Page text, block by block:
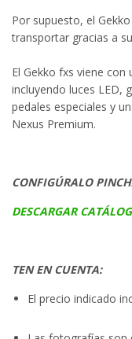
Por supuesto, el
transportar gracias a
El Gekko fxs viene
incluyendo luces LED,
pedales especiales y
Nexus Premium.
CONFIGÚRALO
DESCARGAR
TEN EN CUENTA:
El precio indicado